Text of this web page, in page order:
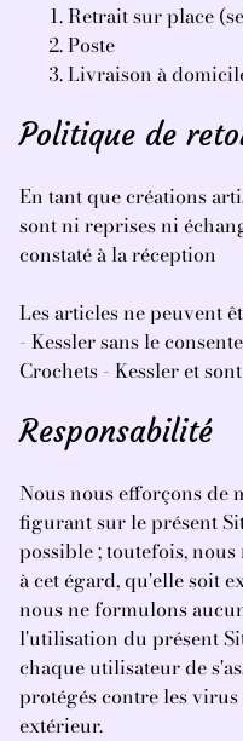
Retrait sur place
Poste
Livraison à
Politique de
En tant que créations
sont ni reprises ni
constaté à la réception
Les articles ne peuvent
- Kessler sans le
Crochets - Kessler et
Responsabilité
Nous nous efforçons de
figurant sur le présent
possible ; toutefois,
à cet égard, qu'elle soit
nous ne formulons
l'utilisation du présent
chaque utilisateur de
protégés contre les
extérieur.